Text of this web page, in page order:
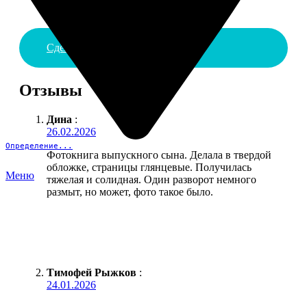
Определение...
Меню
Сделать заказ
Отзывы
Дина :
26.02.2026
Фотокнига выпускного сына. Делала в твердой
обложке, страницы глянцевые. Получилась
тяжелая и солидная. Один разворот немного
размыт, но может, фото такое было.
Тимофей Рыжков :
24.01.2026